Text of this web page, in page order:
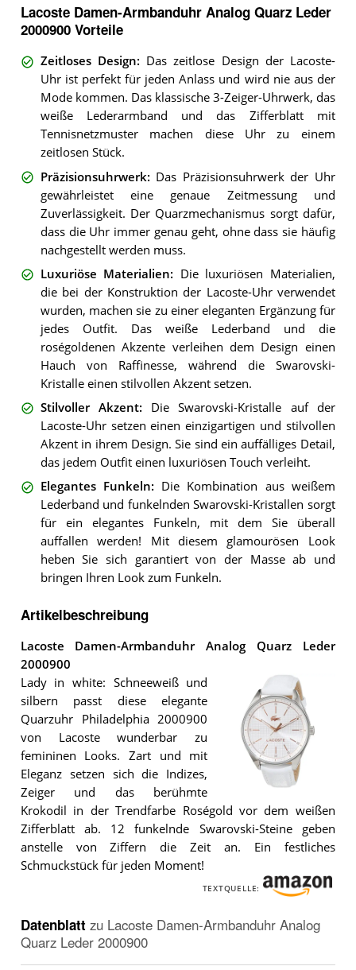
Lacoste Damen-Armbanduhr Analog Quarz Leder
2000900 Vorteile
Zeitloses Design: Das zeitlose Design der Lacoste-
Uhr ist perfekt für jeden Anlass und wird nie aus der
Mode kommen. Das klassische 3-Zeiger-Uhrwerk, das
weiße Lederarmband und das Zifferblatt mit
Tennisnetzmuster machen diese Uhr zu einem
zeitlosen Stück.
Präzisionsuhrwerk: Das Präzisionsuhrwerk der Uhr
gewährleistet eine genaue Zeitmessung und
Zuverlässigkeit. Der Quarzmechanismus sorgt dafür,
dass die Uhr immer genau geht, ohne dass sie häufig
nachgestellt werden muss.
Luxuriöse Materialien: Die luxuriösen Materialien,
die bei der Konstruktion der Lacoste-Uhr verwendet
wurden, machen sie zu einer eleganten Ergänzung für
jedes Outfit. Das weiße Lederband und die
roségoldenen Akzente verleihen dem Design einen
Hauch von Raffinesse, während die Swarovski-
Kristalle einen stilvollen Akzent setzen.
Stilvoller Akzent: Die Swarovski-Kristalle auf der
Lacoste-Uhr setzen einen einzigartigen und stilvollen
Akzent in ihrem Design. Sie sind ein auffälliges Detail,
das jedem Outfit einen luxuriösen Touch verleiht.
Elegantes Funkeln: Die Kombination aus weißem
Lederband und funkelnden Swarovski-Kristallen sorgt
für ein elegantes Funkeln, mit dem Sie überall
auffallen werden! Mit diesem glamourösen Look
heben Sie sich garantiert von der Masse ab und
bringen Ihren Look zum Funkeln.
Artikelbeschreibung
Lacoste Damen-Armbanduhr Analog Quarz Leder
2000900
Lacoste
Damen-
Analog
2000900.
Lady in white: Schneeweiß und
silbern passt diese elegante
Quarzuhr Philadelphia 2000900
von Lacoste wunderbar zu
femininen Looks. Zart und mit
Eleganz setzen sich die Indizes,
Zeiger und das berühmte
Krokodil in der Trendfarbe Roségold vor dem weißen
Zifferblatt ab. 12 funkelnde Swarovski-Steine geben
anstelle von Ziffern die Zeit an. Ein festliches
Schmuckstück für jeden Moment!
TEXTQUELLE:
Datenblatt zu Lacoste Damen-Armbanduhr Analog
Quarz Leder 2000900